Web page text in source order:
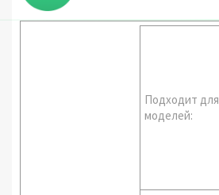
Подходит для
моделей: